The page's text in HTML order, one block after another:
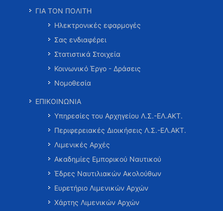
ΓΙΑ ΤΟΝ ΠΟΛΙΤΗ
Ηλεκτρονικές εφαρμογές
Σας ενδιαφέρει
Στατιστικά Στοιχεία
Κοινωνικό Έργο - Δράσεις
Νομοθεσία
ΕΠΙΚΟΙΝΩΝΙΑ
Υπηρεσίες του Αρχηγείου Λ.Σ.-ΕΛ.ΑΚΤ.
Περιφερειακές Διοικήσεις Λ.Σ.-ΕΛ.ΑΚΤ.
Λιμενικές Αρχές
Ακαδημίες Εμπορικού Ναυτικού
Έδρες Ναυτιλιακών Ακολούθων
Ευρετήριο Λιμενικών Αρχών
Χάρτης Λιμενικών Αρχών